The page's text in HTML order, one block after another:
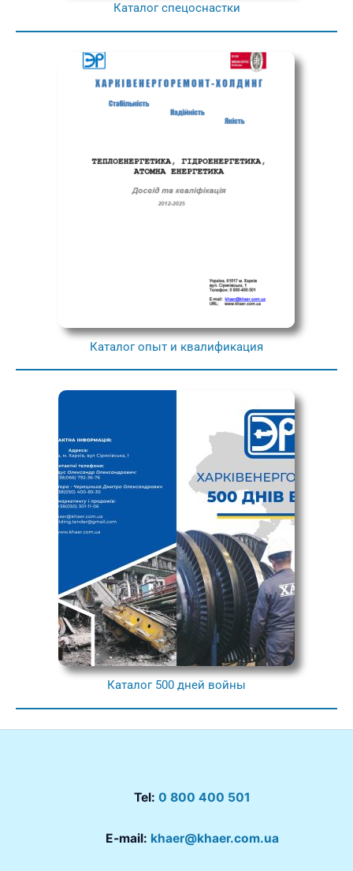
Каталог спецоснастки
Каталог опыт и квалификация
Каталог 500 дней войны
Tel: 0 800 400 501
E-mail: khaer@khaer.com.ua